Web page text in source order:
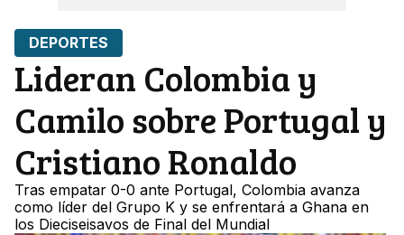
DEPORTES
Lideran Colombia y
Camilo sobre Portugal y
Cristiano Ronaldo
Tras empatar 0-0 ante Portugal, Colombia avanza
como líder del Grupo K y se enfrentará a Ghana en
los Dieciseisavos de Final del Mundial